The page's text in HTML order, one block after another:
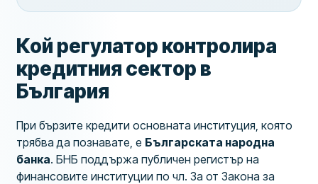
Кой регулатор контролира
кредитния сектор в
България
При бързите кредити основната институция, която
трябва да познавате, е Българската народна
банка. БНБ поддържа публичен регистър на
финансовите институции по чл. 3а от Закона за